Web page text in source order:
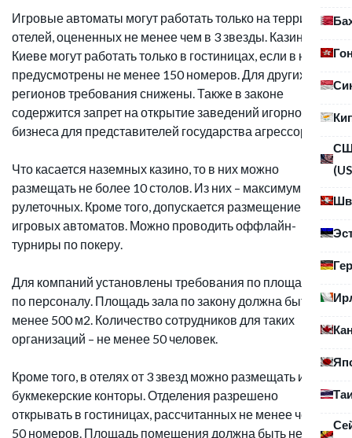
Игровые автоматы могут работать только на территории
отелей, оцененных не менее чем в 3 звезды. Казино в
Киеве могут работать только в гостиницах, если в них
предусмотрены не менее 150 номеров. Для других
регионов требования снижены. Также в законе
содержится запрет на открытие заведений игорного
бизнеса для представителей государства агрессора.
Что касается наземных казино, то в них можно
размещать не более 10 столов. Из них – максимум 2
рулеточных. Кроме того, допускается размещение до 50
игровых автоматов. Можно проводить оффлайн-
турниры по покеру.
Для компаний установлены требования по площади и
по персоналу. Площадь зала по закону должна быть не
менее 500 м2. Количество сотрудников для таких
организаций – не менее 50 человек.
Кроме того, в отелях от 3 звезд можно размещать и
букмекерские конторы. Отделения разрешено
открывать в гостиницах, рассчитанных не менее чем на
50 номеров. Площадь помещения должна быть не